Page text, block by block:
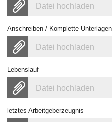
Datei hochladen
Anschreiben / Komplette Unterlagen
Datei hochladen
Lebenslauf
Datei hochladen
letztes Arbeitgeberzeugnis